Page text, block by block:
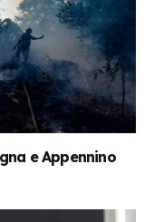
e Appennino